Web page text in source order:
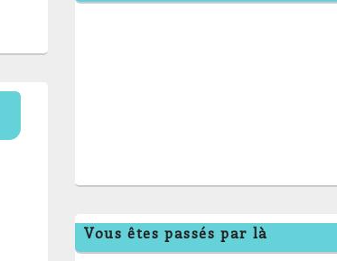
de
Vous êtes passés par là